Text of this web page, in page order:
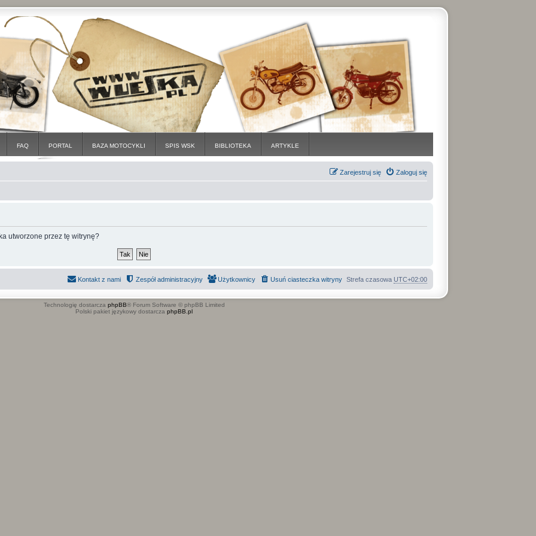
FAQ PORTAL BAZA MOTOCYKLI SPIS WSK BIBLIOTEKA ARTYKLE
Zaloguj się
Zarejestruj się
utworzone przez tę witrynę?
Strefa czasowa UTC+02:00
Usuń ciasteczka witryny
Użytkownicy
Zespół administracyjny
Kontakt z nami
Technologię dostarcza phpBB® Forum Software © phpBB Limited
Polski pakiet językowy dostarcza phpBB.pl